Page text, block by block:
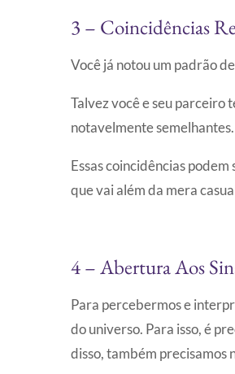
3 – Coincidências
Você já notou um padrão
Talvez você e seu parceiro
notavelmente semelhantes.
Essas coincidências
que vai além da mera
4 – Abertura Aos
Para percebermos e
do universo. Para isso, é
disso, também precisamos